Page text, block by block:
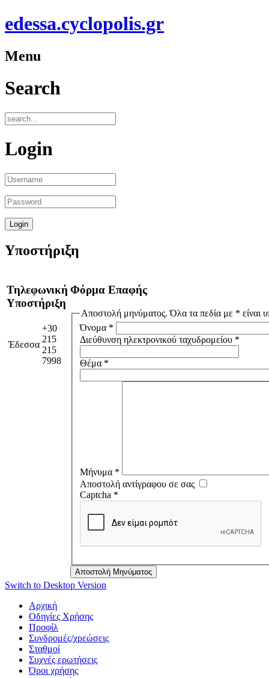
edessa.cyclopolis.gr
Menu
Search
Login
Υποστήριξη
Τηλεφωνική
Υποστήριξη
Έδεσσα
+30
215
215
7998
Φόρμα Επαφής
Αποστολή μηνύματος. Όλα τα πεδία με * είναι
Όνομα *
Διεύθυνση ηλεκτρονικού ταχυδρομείου *
Θέμα *
Μήνυμα *
Αποστολή αντίγραφου σε σας
Captcha *
Αποστολή Μηνύματος
Switch to Desktop Version
Aρχική
Οδηγίες Χρήσης
Προφίλ
Συνδρομές/χρεώσεις
Σταθμοί
Συχνές ερωτήσεις
Όροι χρήσης